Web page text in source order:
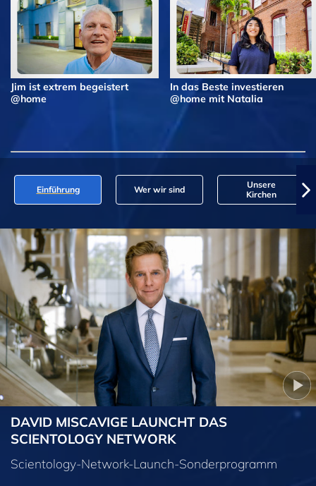
Jim ist extrem begeistert
@home
In das Beste investieren
@home mit Natalia
Einführung Wer wir sind
Unsere
Kirchen
DAVID MISCAVIGE LAUNCHT DAS
SCIENTOLOGY NETWORK
Scientology-Network-Launch-Sonderprogramm